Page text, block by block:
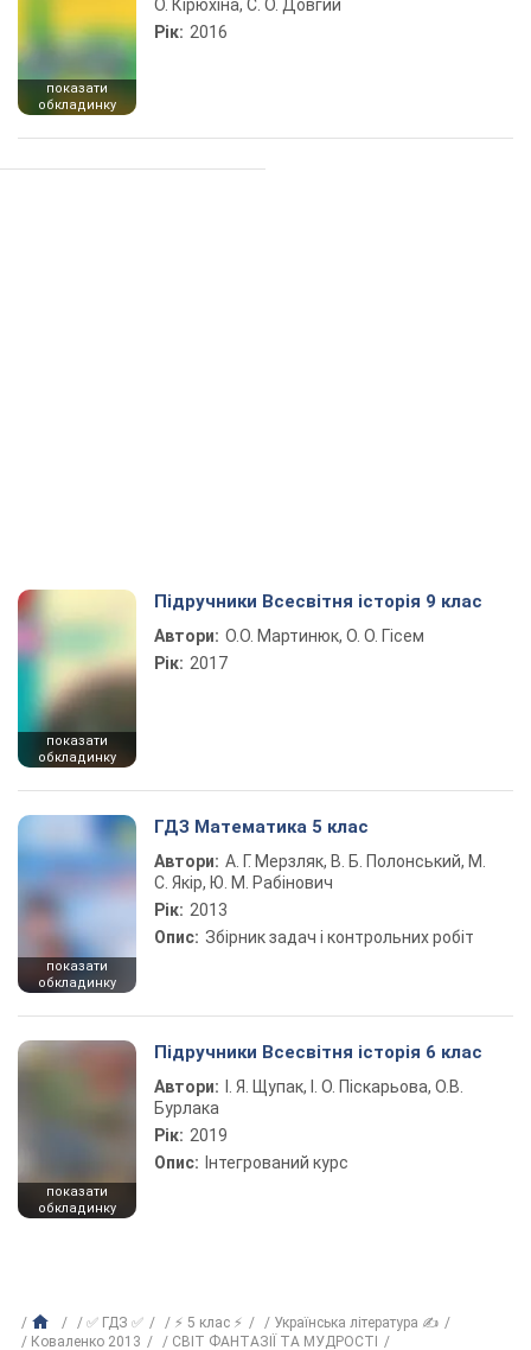
показати
обкладинку
О. Кірюхіна, С. О. Довгий
Рік: 2016
показати
обкладинку
Підручники Всесвітня історія 9 клас
Автори: О.О. Мартинюк, О. О. Гісем
Рік: 2017
показати
обкладинку
ГДЗ Математика 5 клас
Автори: А. Г. Мерзляк, В. Б. Полонський, М.
С. Якір, Ю. М. Рабінович
Рік: 2013
Опис: Збірник задач і контрольних робіт
показати
обкладинку
Підручники Всесвітня історія 6 клас
Автори:
І. Я. Щупак, І. О. Піскарьова, О.В.
Бурлака
Рік: 2019
Опис: Інтегрований курс
✅ ГДЗ ✅ ⚡ 5 клас ⚡
Українська література ✍
Коваленко 2013
СВІТ ФАНТАЗІЇ ТА МУДРОСТІ